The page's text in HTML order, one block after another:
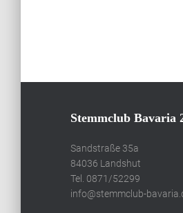
Stemmclub Bavaria
Sandstraße 35a
84036 Landshut
Tel. 0871/52299
info@stemmclub-